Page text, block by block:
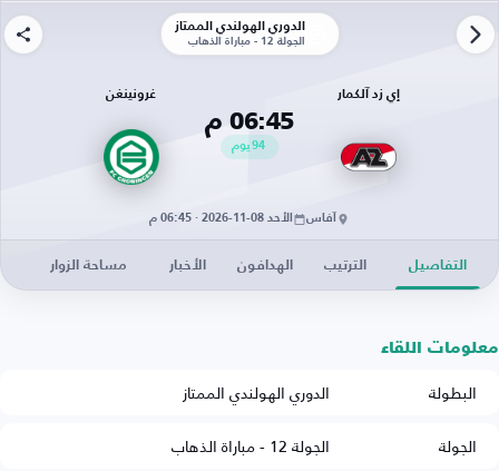
الدوري الهولندي الممتاز
الجولة 12 - مباراة الذهاب
إي زد آلكمار
06:45 م
94يوم
غرونينغن
آفاس الأحد 08-11-2026 · 06:45 م
التفاصيل الترتيب الهدافون الأخبار مساحة الزوار
معلومات اللقاء
البطولة
الدوري الهولندي الممتاز
الجولة
الجولة 12 - مباراة الذهاب